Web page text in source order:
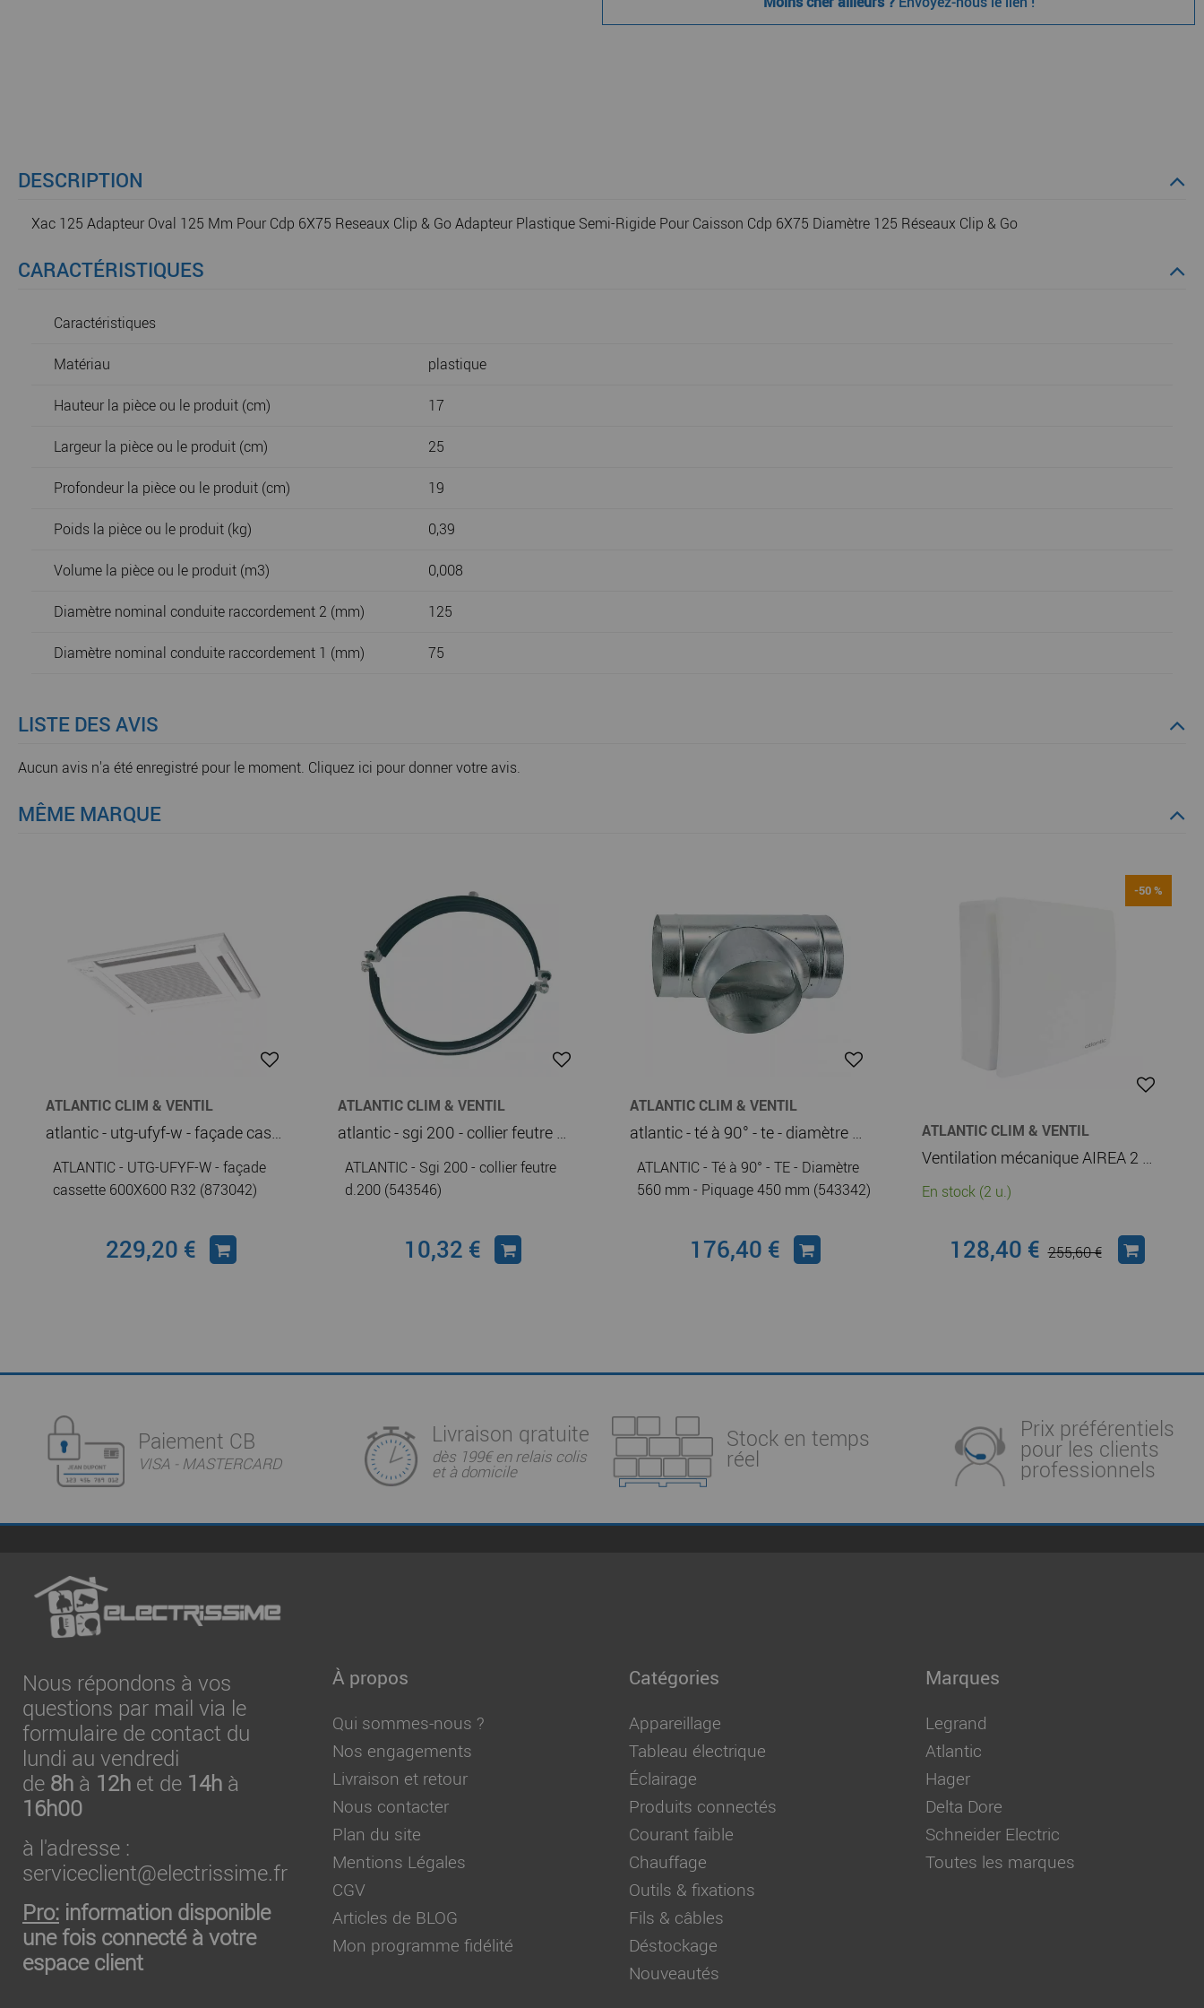
DESCRIPTION
Xac 125 Adapteur Oval 125 Mm Pour Cdp 6X75 Reseaux Clip & Go Adapteur Plastique Semi-Rigide Pour Caisson Cdp 6X75 Diamètre 125 Réseaux Clip & Go
CARACTÉRISTIQUES
Caractéristiques
Matériau plastique
Hauteur la pièce ou le produit (cm) 17
Largeur la pièce ou le produit (cm) 25
Profondeur la pièce ou le produit (cm) 19
Poids la pièce ou le produit (kg) 0,39
Volume la pièce ou le produit (m3) 0,008
Diamètre nominal conduite raccordement 2 (mm) 125
Diamètre nominal conduite raccordement 1 (mm) 75
LISTE DES AVIS
Aucun avis n'a été enregistré pour le moment. Cliquez ici pour donner votre avis.
MÊME MARQUE
ATLANTIC CLIM & VENTIL
atlantic - utg-ufyf-w - façade cassette 600x600 r32 (873042)
ATLANTIC - UTG-UFYF-W - façade
cassette 600X600 R32 (873042)
229,20 €
ATLANTIC CLIM & VENTIL
atlantic - sgi 200 - collier feutre d.200 (543546)
ATLANTIC - Sgi 200 - collier feutre
d.200 (543546)
10,32 €
ATLANTIC CLIM & VENTIL
atlantic - té à 90° - te - diamètre 560 mm - piquage 450 mm (543342)
ATLANTIC - Té à 90° - TE - Diamètre
560 mm - Piquage 450 mm (543342)
176,40 €
-50 %
ATLANTIC CLIM & VENTIL
Ventilation mécanique AIREA 2 Sanitaire 30m3 (123185)
En stock (2 u.)
128,40 € 255,60 €
Paiement CB
VISA - MASTERCARD
Livraison gratuite
dès 199€ en relais colis
et à domicile
Stock en temps
réel
Prix préférentiels
pour les clients
professionnels
Nous répondons à vos
questions par mail via le
formulaire de contact du
lundi au vendredi
de 8h à 12h et de 14h à
16h00
à l'adresse :
serviceclient@electrissime.fr
Pro: information disponible
une fois connecté à votre
espace client
À propos
Qui sommes-nous ?
Nos engagements
Livraison et retour
Nous contacter
Plan du site
Mentions Légales
CGV
Articles de BLOG
Mon programme fidélité
Catégories
Appareillage
Tableau électrique
Éclairage
Produits connectés
Courant faible
Chauffage
Outils & fixations
Fils & câbles
Déstockage
Nouveautés
Marques
Legrand
Atlantic
Hager
Delta Dore
Schneider Electric
Toutes les marques